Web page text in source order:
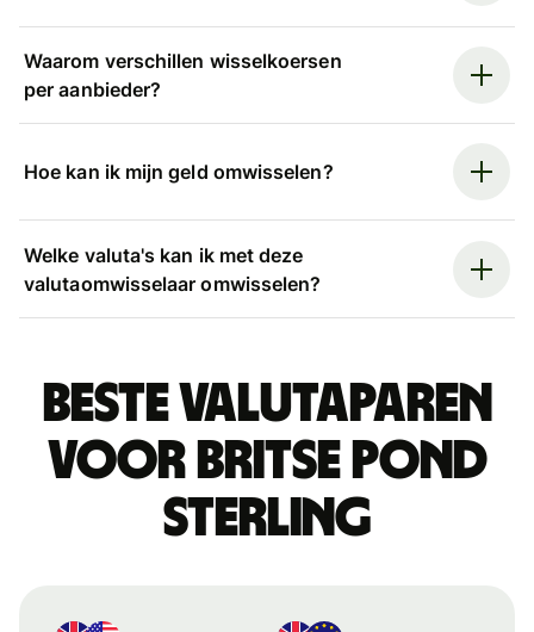
Waarom verschillen wisselkoersen
per aanbieder?
Hoe kan ik mijn geld omwisselen?
Welke valuta's kan ik met deze
valutaomwisselaar omwisselen?
Beste valutaparen
voor Britse pond
sterling